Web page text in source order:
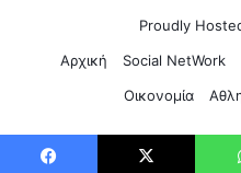
Proudly
Αρχική
Social NetWork
Οικονομία